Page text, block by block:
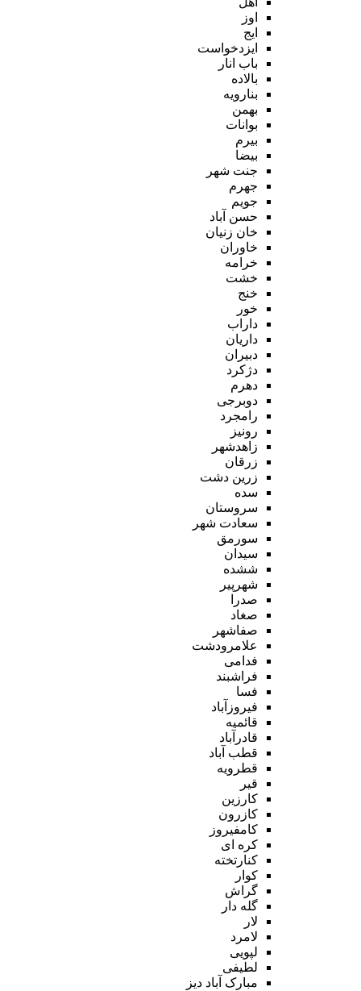
اوز
ایج
ایزدخواست
باب انار
بالاده
بنارویه
بهمن
بوانات
بیرم
بیضا
جنت شهر
جهرم
جویم
حسن آباد
خان زنیان
خاوران
خرامه
خشت
خنج
خور
داراب
داریان
دبیران
دژکرد
دهرم
دوبرجی
رامجرد
رونیز
زاهدشهر
زرقان
زرین دشت
سده
سروستان
سعادت شهر
سورمق
سیدان
ششده
شهرپیر
صدرا
صغاد
صفاشهر
علامرودشت
فدامی
فراشبند
فسا
فیروزآباد
قائمیه
قادرآباد
قطب آباد
قطرویه
قیر
کارزین
کازرون
کامفیروز
کره ای
کنارتخته
کوار
گراش
گله دار
لار
لامرد
لپویی
لطیفی
مبارک آباد دیز